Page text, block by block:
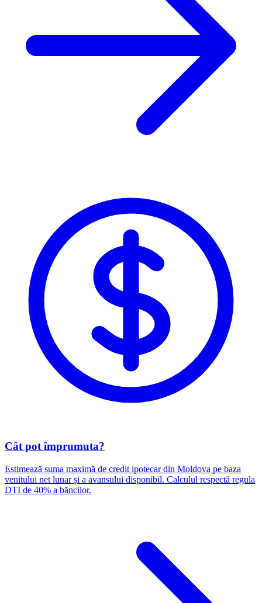
Cât pot împrumuta?
Estimează suma maximă de credit ipotecar din Moldova pe baza
venitului net lunar și a avansului disponibil. Calculul respectă regula
DTI de 40% a băncilor.